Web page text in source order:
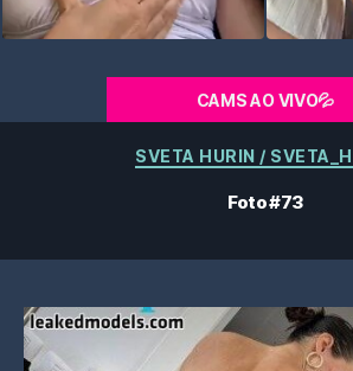
CAMS AO VIVO💦
SVETA HURIN /
Foto #73